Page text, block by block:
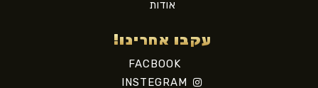
אודות
עקבו אחרינו!
FACBOOK
INSTEGRAM